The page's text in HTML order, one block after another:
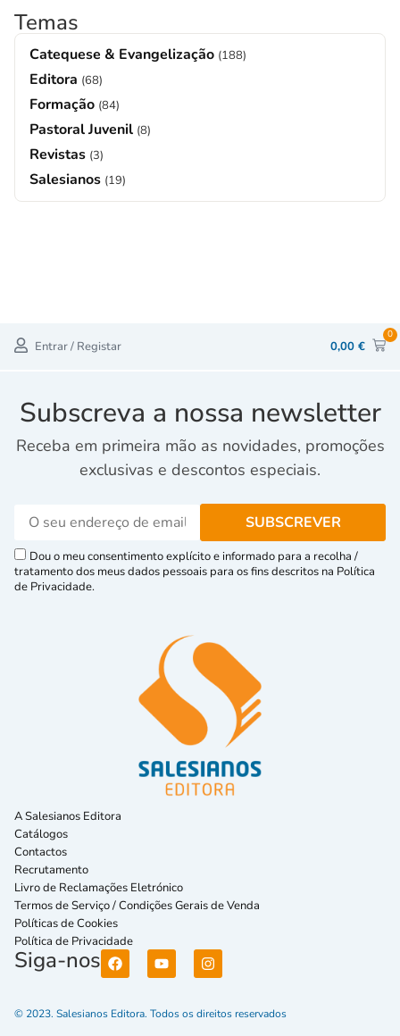
Temas
Catequese & Evangelização (188)
Editora (68)
Formação (84)
Pastoral Juvenil (8)
Revistas (3)
Salesianos (19)
Entrar / Registar 0,00 €
0
Subscreva a nossa newsletter
Receba em primeira mão as novidades, promoções
exclusivas e descontos especiais.
Dou o meu consentimento explícito e informado para a recolha /
tratamento dos meus dados pessoais para os fins descritos na Política
de Privacidade.
A Salesianos Editora
Catálogos
Contactos
Recrutamento
Livro de Reclamações Eletrónico
Termos de Serviço / Condições Gerais de Venda
Políticas de Cookies
Política de Privacidade
Siga-nos
© 2023. Salesianos Editora. Todos os direitos reservados